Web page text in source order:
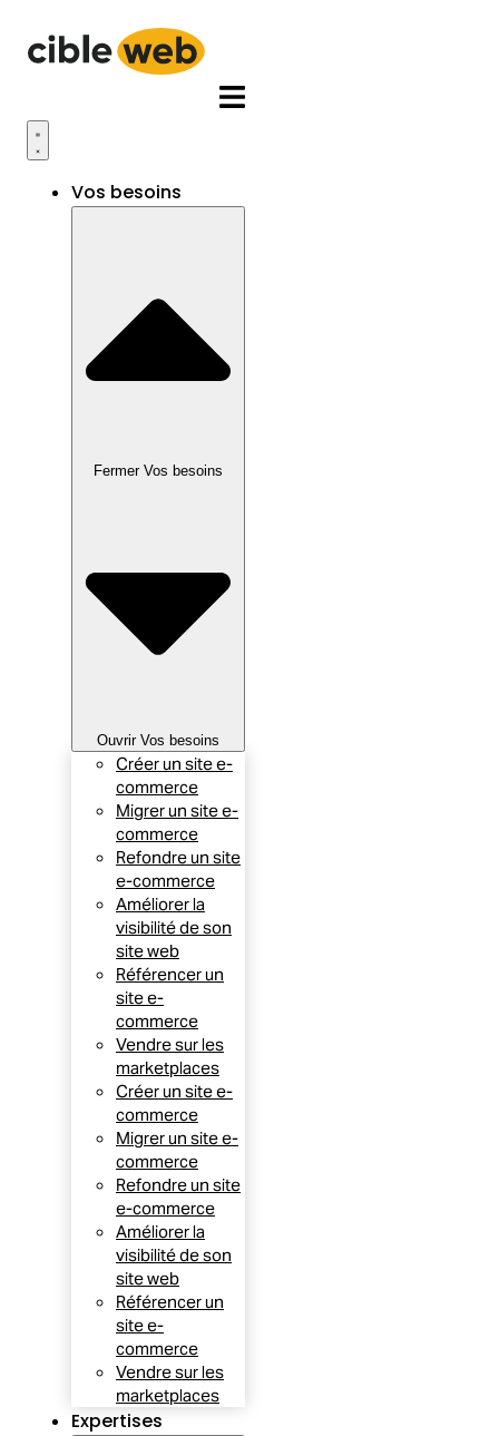
contenu
Vos besoins
Fermer Vos besoins
Ouvrir Vos besoins
Créer un site e-
commerce
Migrer un site e-
commerce
Refondre un site
e-commerce
Améliorer la
visibilité de son
site web
Référencer un
site e-
commerce
Vendre sur les
marketplaces
Créer un site e-
commerce
Migrer un site e-
commerce
Refondre un site
e-commerce
Améliorer la
visibilité de son
site web
Référencer un
site e-
commerce
Vendre sur les
marketplaces
Expertises